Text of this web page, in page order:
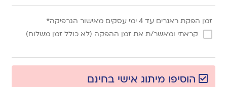
זמן הפקת ראנרים עד 4 ימי עסקים מאישור הגרפיקה*
קראתי ומאשר/ת את זמן ההפקה (לא כולל זמן משלוח)
הוסיפו מיתוג אישי בחינם